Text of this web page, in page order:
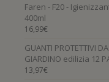
Faren - F20 -
400ml
16,99€
GUANTI PROTETTIVI
GIARDINO edilizia 12
13,97€